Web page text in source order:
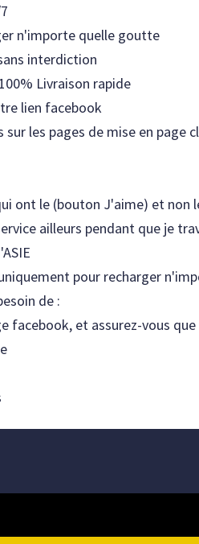
n'importe quelle goutte
interdiction
Livraison rapide
lien facebook
les pages de mise en page
ont le (bouton J'aime) et non
ailleurs pendant que je
pour recharger
de :
facebook, et assurez-vous